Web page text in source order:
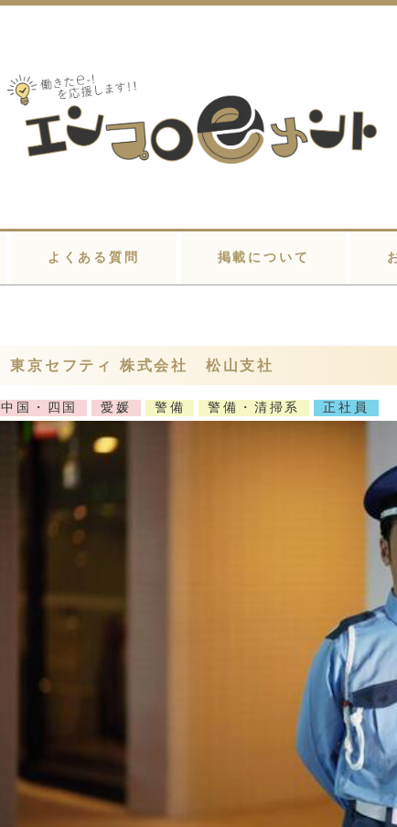
よくある質問 掲載について
東京セフティ 株式会社 松山支社
中国・四国 愛媛 警備 警備・清掃系 正社員